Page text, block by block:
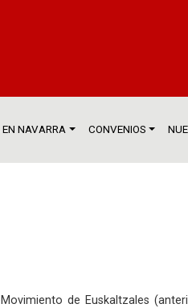
EN NAVARRA CONVENIOS
de Euskaltzales